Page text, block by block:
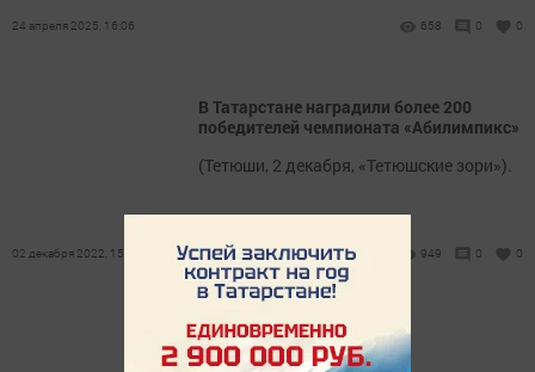
24 апреля 2025, 16:06 658 0 0
В Татарстане наградили более 200
победителей чемпионата «Абилимпикс»
(Тетюши, 2 декабря, «Тетюшские зори»).
02 декабря 2022, 15:01 949 0 0